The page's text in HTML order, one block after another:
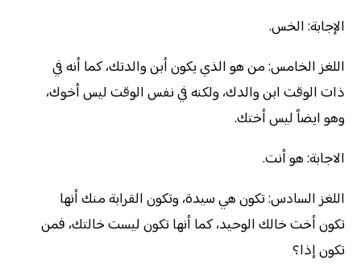
الإجابة: الخس.
اللغز الخامس: من هو الذي يكون أبن والدتك، كما أنه في
ذات الوقت ابن والدك، ولكنه في نفس الوقت ليس أخوك،
وهو ايضاً ليس أختك.
الاجابة: هو أنت.
اللغز السادس: تكون هي سيدة، وتكون القرابة منك أنها
تكون أخت خالك الوحيد، كما أنها تكون ليست خالتك، فمن
تكون إذا؟